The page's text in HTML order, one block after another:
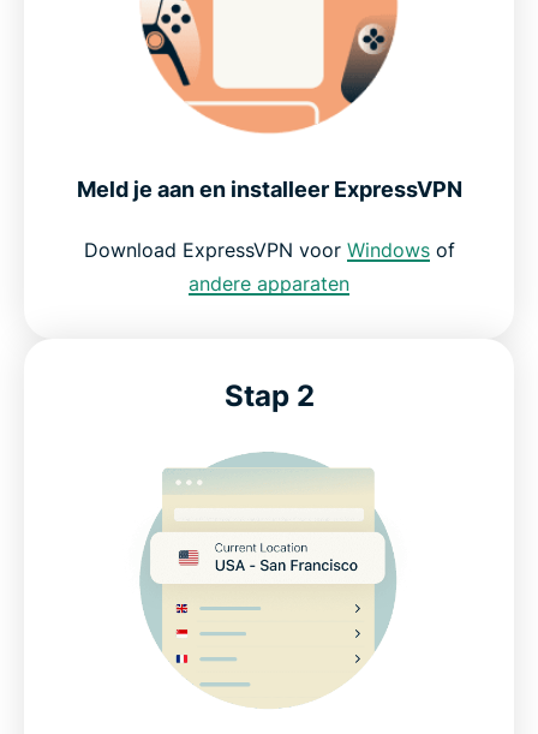
Ontwikkeld voor echte game-omgevingen
Blijf veilig verbonden met je favoriete games
Bescherm je gegevens en verbinding tijdens het
Veelgestelde vragen over game-VPN’s
ExpressVPN voor gamen: probeer het zonder
Meld je aan en installeer ExpressVPN
Download ExpressVPN voor Windowsof
andere apparaten
Stap 2